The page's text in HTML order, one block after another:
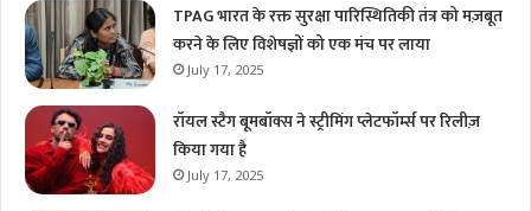
TPAG भारत के रक्त सुरक्षा पारिस्थितिकी तंत्र को मज़बूत
करने के लिए विशेषज्ञों को एक मंच पर लाया
July 17, 2025
रॉयल स्टैग बूमबॉक्स ने स्ट्रीमिंग प्लेटफॉर्म्स पर रिलीज़
किया गया है
July 17, 2025